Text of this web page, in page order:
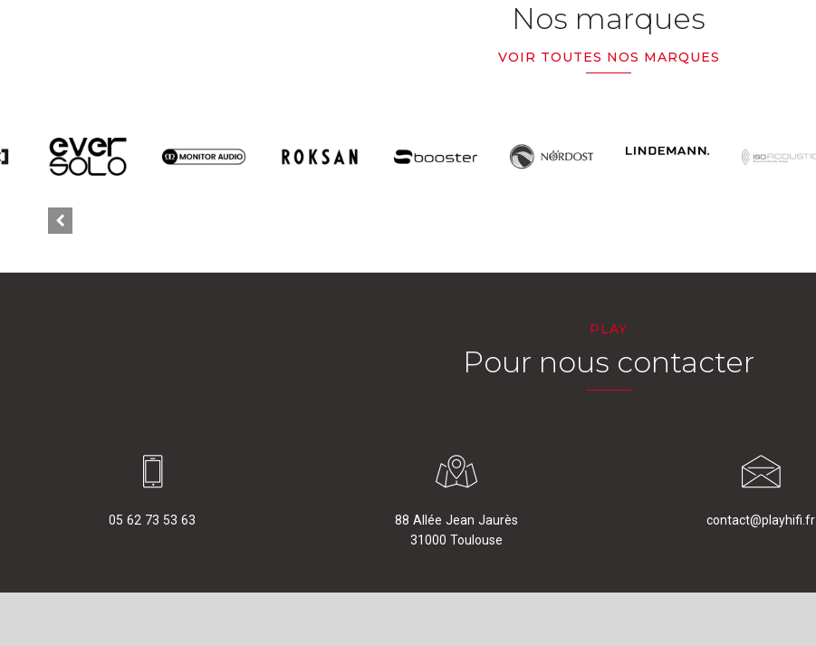
Nos marques
VOIR TOUTES NOS MARQUES
PLAY
Pour nous contacter
05 62 73 53 63
88 Allée Jean Jaurès
31000 Toulouse
contact@playhifi.fr